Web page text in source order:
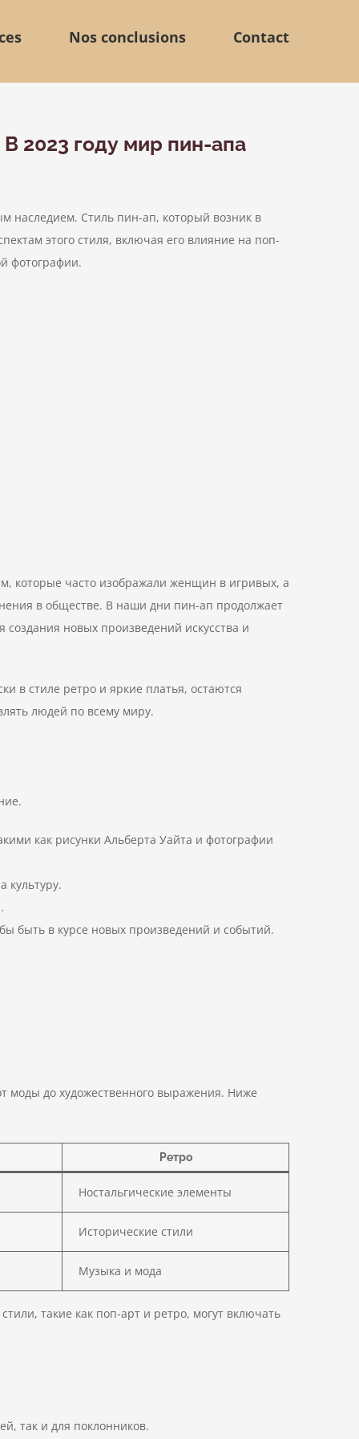
Nos conclusions Contact
2023 году мир пин-апа
наследием. Стиль пин-ап, который возник в
этого стиля, включая его влияние на поп-
фотографии.
которые часто изображали женщин в игривых, а
в обществе. В наши дни пин-ап продолжает
создания новых произведений искусства и
в стиле ретро и яркие платья, остаются
людей по всему миру.
как рисунки Альберта Уайта и фотографии
культуру.
быть в курсе новых произведений и событий.
моды до художественного выражения. Ниже
Ретро
Ностальгические элементы
Исторические стили
Музыка и мода
такие как поп-арт и ретро, могут включать
так и для поклонников.